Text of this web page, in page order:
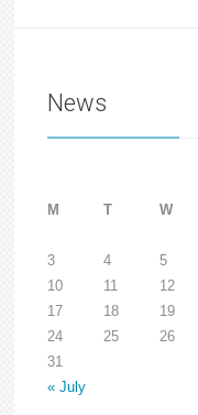
News
M
T W
3
4 5
10
11 12
17
18 19
24
25 26
31
« July